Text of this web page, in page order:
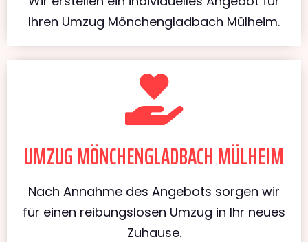
Ihren Umzug Mönchengladbach Mülheim.
UMZUG MÖNCHENGLADBACH MÜLHEIM
Nach Annahme des Angebots sorgen wir
für einen reibungslosen Umzug in Ihr neues
Zuhause.